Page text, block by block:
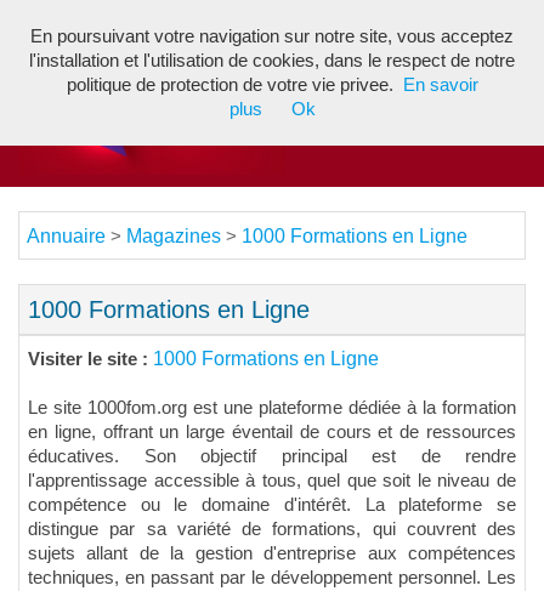
Annuaire > Magazines > 1000 Formations en Ligne
1000 Formations en Ligne
Visiter le site : 1000 Formations en Ligne
Le site 1000fom.org est une plateforme dédiée à la formation
en ligne, offrant un large éventail de cours et de ressources
éducatives. Son objectif principal est de rendre
l'apprentissage accessible à tous, quel que soit le niveau de
compétence ou le domaine d'intérêt. La plateforme se
distingue par sa variété de formations, qui couvrent des
sujets allant de la gestion d'entreprise aux compétences
techniques, en passant par le développement personnel. Les
En poursuivant votre navigation sur notre site, vous acceptez
l'installation et l'utilisation de cookies, dans le respect de notre
politique de protection de votre vie privee.
En savoir
plus
Ok